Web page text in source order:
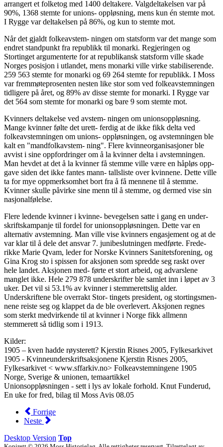
arrangert et folketog med 1400 deltakere. Valgdeltakelsen var på
90%, 1368 stemte for unions- oppløsning, mens kun én stemte mot.
I Rygge var deltakelsen på 86%, og kun to stemte mot.
Når det gjaldt folkeavstem- ningen om statsform var det mange som
endret standpunkt fra republikk til monarki. Regjeringen og
Stortinget argumenterte for at republikansk statsform ville skade
Norges posisjon i utlandet, mens monarki ville virke stabiliserende.
259 563 stemte for monarki og 69 264 stemte for republikk. I Moss
var fremmøteprosenten nesten like stor som ved folkeavstemningen
tidligere på året, og 89% av disse stemte for monarki. I Rygge var
det 564 som stemte for monarki og bare 9 som stemte mot.
Kvinners deltakelse ved avstem- ningen om unionsoppløsning.
Mange kvinner følte det urett- ferdig at de ikke fikk delta ved
folkeavstemningen om unions- oppløsningen, og avstemningen ble
kalt en "mandfolkavstem- ning". Flere kvinneorganisasjoner ble
avvist i sine oppfordringer om å la kvinner delta i avstemningen.
Man hevdet at det å la kvinner få stemme ville være en håpløs opp-
gave siden det ikke fantes mann- tallsliste over kvinnene. Dette ville
ta for mye oppmerksomhet bort fra å få mennene til å stemme.
Kvinner skulle påvirke sine menn til å stemme, og dermed vise sin
nasjonalfølelse.
Flere ledende kvinner i kvinne- bevegelsen satte i gang en under-
skriftskampanje til fordel for unionsoppløsningen. Dette var en
alternativ avstemning. Man ville vise kvinners engasjement og at de
var klar til å dele det ansvar 7. junibeslutningen medførte. Frede-
rikke Marie Qvam, leder for Norske Kvinners Sanitetsforening, og
Gina Krog sto i spissen for aksjonen som spredde seg raskt over
hele landet. Aksjonen med- førte et stort arbeid, og advarslene
manglet ikke. Hele 279 878 underskrifter ble samlet inn i løpet av 3
uker. Det vil si 53.1% av kvinner i stemmerettslig alder.
Underskriftene ble overrakt Stor- tingets president, og stortingsmen-
nene reiste seg og klappet da de ble overlevert. Aksjonen regnes
som sterkt medvirkende til at kvinner i Norge fikk allmenn
stemmerett så tidlig som i 1913.
Kilder:
1905 – kven hadde røysterett? Kjerstin Risnes 2005, Fylkesarkivet
1905 - Kvinneunderskriftsaksjonene Kjerstin Risnes 2005,
Fylkesarkivet < www.sffarkiv.no> Folkeavstemningene 1905
Norge, Sverige & unionen, temaartikkel
Unionsoppløsningen - sett i lys av lokale forhold. Knut Funderud,
En uke for fred, bilag til Moss Avis 08.05
Forrige
Neste
Desktop Version Top